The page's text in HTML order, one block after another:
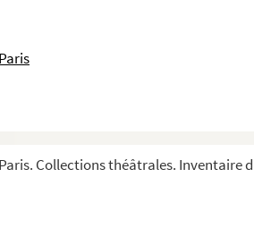
Collections théâtrales. Inventaire